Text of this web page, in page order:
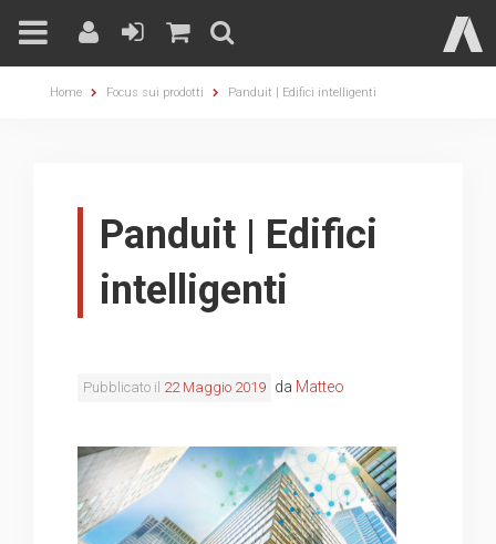
Home Focus sui prodotti Panduit | Edifici intelligenti
Panduit | Edifici
intelligenti
Pubblicato il 22 Maggio 2019 da Matteo